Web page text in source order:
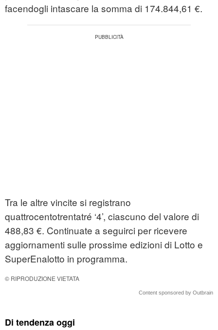
facendogli intascare la somma di 174.844,61 €.
Tra le altre vincite si registrano
quattrocentotrentatré ‘4’, ciascuno del valore di
488,83 €. Continuate a seguirci per ricevere
aggiornamenti sulle prossime edizioni di Lotto e
SuperEnalotto in programma.
© RIPRODUZIONE VIETATA
Content sponsored by Outbrain
Di tendenza oggi